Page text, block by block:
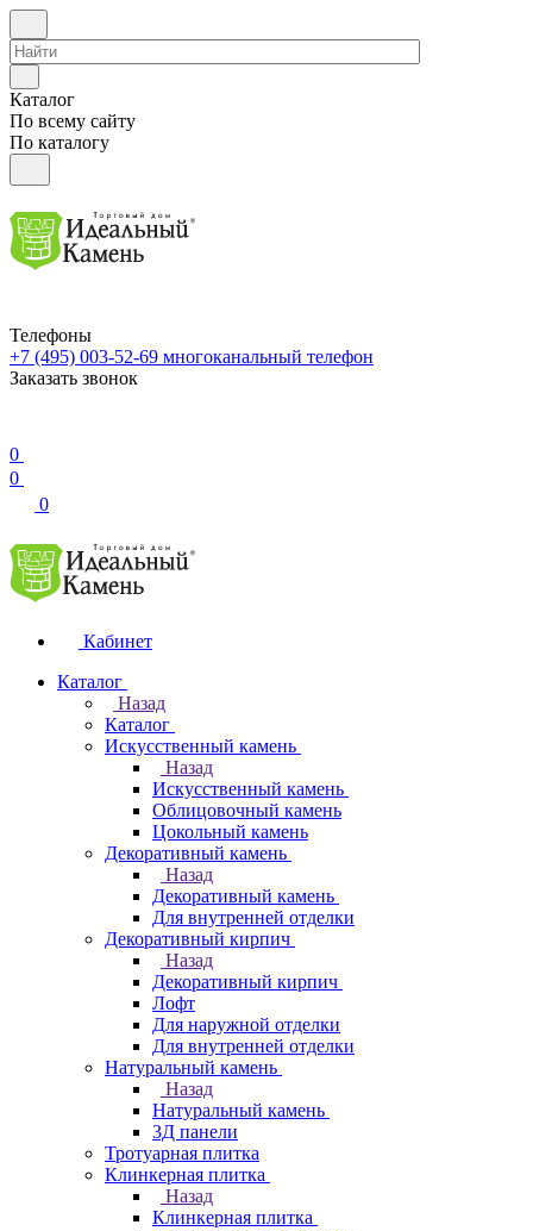
Каталог
По всему сайту
По каталогу
Телефоны
+7 (495) 003-52-69 многоканальный телефон
Заказать звонок
0
0
0
Кабинет
Каталог
Назад
Каталог
Искусственный камень
Назад
Искусственный камень
Облицовочный камень
Цокольный камень
Декоративный камень
Назад
Декоративный камень
Для внутренней отделки
Декоративный кирпич
Назад
Декоративный кирпич
Лофт
Для наружной отделки
Для внутренней отделки
Натуральный камень
Назад
Натуральный камень
3Д панели
Тротуарная плитка
Клинкерная плитка
Назад
Клинкерная плитка